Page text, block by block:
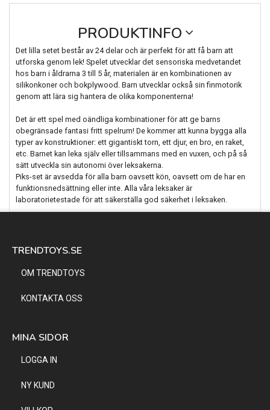
PRODUKTINFO
Det lilla setet består av 24 delar och är perfekt för att få barn att
utforska genom lek! Spelet utvecklar det sensoriska medvetandet
hos barn i åldrarna 3 till 5 år, materialen är en kombinationen av
silikonkoner och bokplywood. Barn utvecklar också sin finmotorik
genom att lära sig hantera de olika komponenterna!
Det är ett spel med oändliga kombinationer för att ge barns
obegränsade fantasi fritt spelrum! De kommer att kunna bygga alla
typer av konstruktioner: ett gigantiskt torn, ett djur, en bro, en raket,
etc. Barnet kan leka själv eller tillsammans med en vuxen, och på så
sätt utveckla sin autonomi över leksakerna.
Piks-set är avsedda för alla barn oavsett kön, oavsett om de har en
funktionsnedsättning eller inte. Alla våra leksaker är
laboratorietestade för att säkerställa god säkerhet i leksaken.
TRENDTOYS.SE
OM TRENDTOYS
KONTAKTA OSS
MINA SIDOR
LOGGA IN
NY KUND